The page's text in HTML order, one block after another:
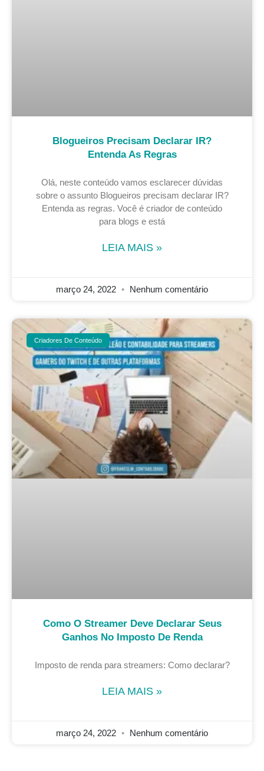
Blogueiros Precisam Declarar IR?
Entenda As Regras
Olá, neste conteúdo vamos esclarecer dúvidas
sobre o assunto Blogueiros precisam declarar IR?
Entenda as regras. Você é criador de conteúdo
para blogs e está
LEIA MAIS »
março 24, 2022 Nenhum comentário
Criadores De Conteúdo
Como O Streamer Deve Declarar Seus
Ganhos No Imposto De Renda
Imposto de renda para streamers: Como declarar?
LEIA MAIS »
março 24, 2022 Nenhum comentário